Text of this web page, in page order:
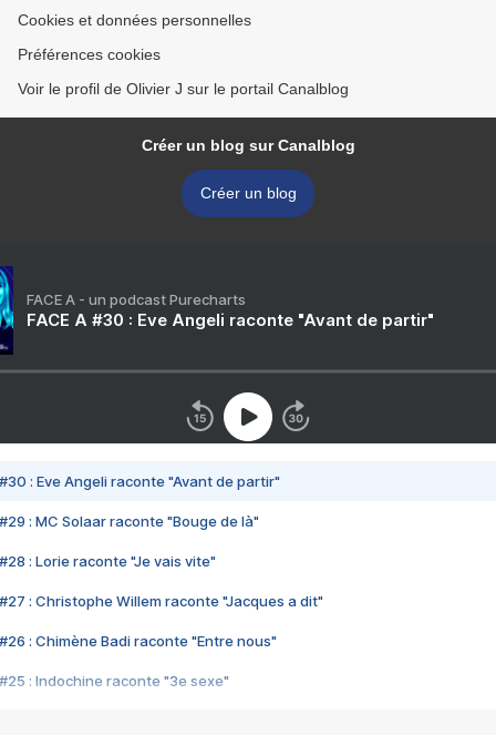
Cookies et données personnelles
Préférences cookies
Voir le profil de Olivier J sur le portail Canalblog
Créer un blog sur Canalblog
Créer un blog
FACE A - un podcast Purecharts
FACE A #30 : Eve Angeli raconte "Avant de partir"
#30 : Eve Angeli raconte "Avant de partir"
#29 : MC Solaar raconte "Bouge de là"
#28 : Lorie raconte "Je vais vite"
#27 : Christophe Willem raconte "Jacques a dit"
#26 : Chimène Badi raconte "Entre nous"
#25 : Indochine raconte "3e sexe"